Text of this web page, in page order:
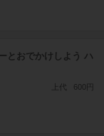
とおでかけしよう ハ
上代 600円